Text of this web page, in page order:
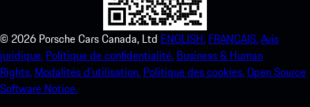
© 2026 Porsche Cars Canada, Ltd ENGLISH. FRANCAIS.Avis
juridique. Politique de confidentialité. Business & Human
Rights. Modalités d’utilisation. Politique des cookies.Open Source
Software Notice.